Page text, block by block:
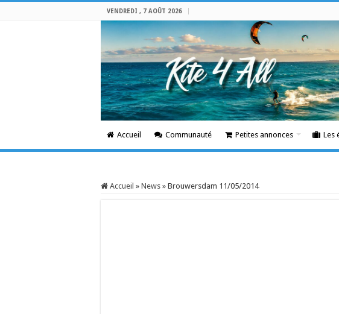
VENDREDI , 7 AOÛT 2026
Accueil Communauté Petites annonces Les
Accueil » News » Brouwersdam 11/05/2014